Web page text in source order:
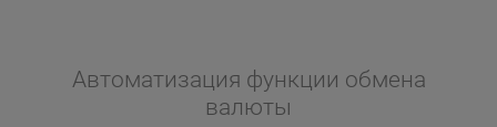
Автоматизация функции обмена
валюты